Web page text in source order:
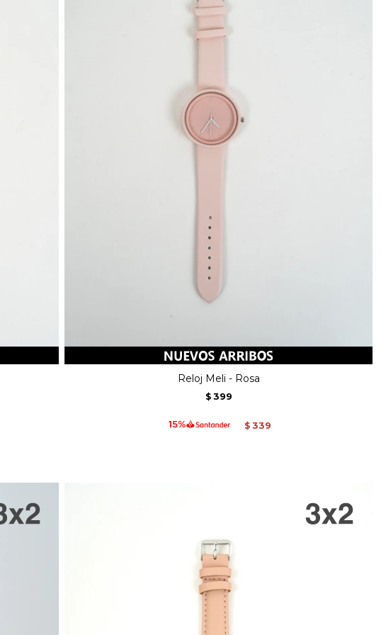
Reloj Meli - Rosa
$ 399
$ 339